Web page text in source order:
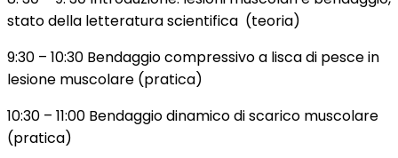
stato della letteratura scientifica (teoria)
9:30 – 10:30 Bendaggio compressivo a lisca di pesce in
lesione muscolare (pratica)
10:30 – 11:00 Bendaggio dinamico di scarico muscolare
(pratica)